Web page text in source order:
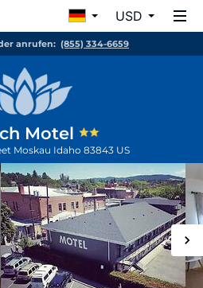
USD
anrufen: (855) 334-6659
Motel
Moskau Idaho 83843 US